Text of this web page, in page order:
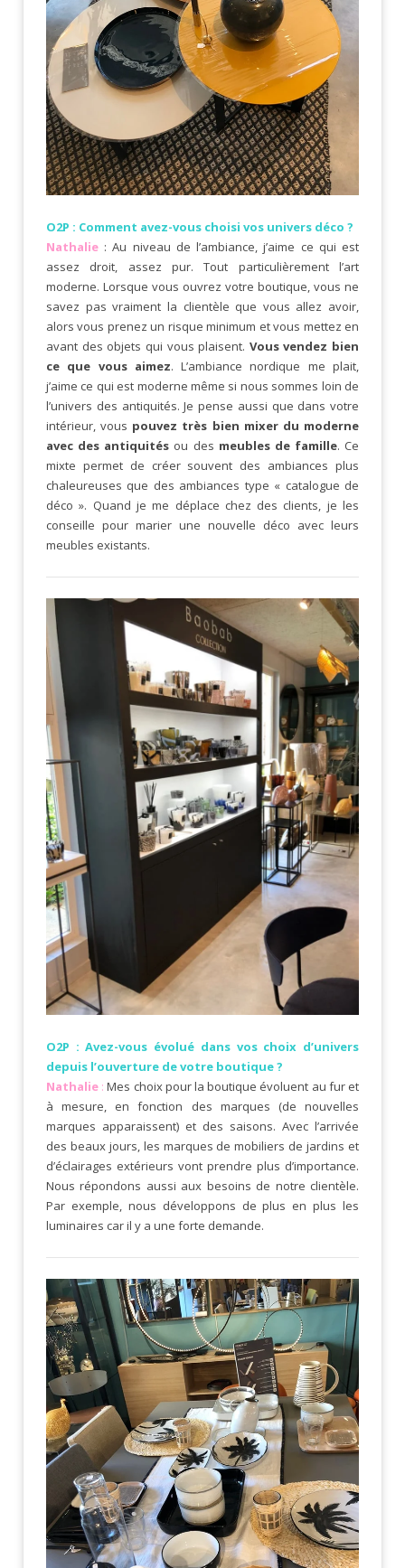
O2P : Comment avez-vous choisi vos univers déco ?
Nathalie : Au niveau de l’ambiance, j’aime ce qui est
assez droit, assez pur. Tout particulièrement l’art
moderne. Lorsque vous ouvrez votre boutique, vous ne
savez pas vraiment la clientèle que vous allez avoir,
alors vous prenez un risque minimum et vous mettez en
avant des objets qui vous plaisent. Vous vendez bien
ce que vous aimez. L’ambiance nordique me plait,
j’aime ce qui est moderne même si nous sommes loin de
l’univers des antiquités. Je pense aussi que dans votre
intérieur, vous pouvez très bien mixer du moderne
avec des antiquités ou des meubles de famille. Ce
mixte permet de créer souvent des ambiances plus
chaleureuses que des ambiances type « catalogue de
déco ». Quand je me déplace chez des clients, je les
conseille pour marier une nouvelle déco avec leurs
meubles existants.
O2P : Avez-vous évolué dans vos choix d’univers
depuis l’ouverture de votre boutique ?
Nathalie : Mes choix pour la boutique évoluent au fur et
à mesure, en fonction des marques (de nouvelles
marques apparaissent) et des saisons. Avec l’arrivée
des beaux jours, les marques de mobiliers de jardins et
d’éclairages extérieurs vont prendre plus d’importance.
Nous répondons aussi aux besoins de notre clientèle.
Par exemple, nous développons de plus en plus les
luminaires car il y a une forte demande.